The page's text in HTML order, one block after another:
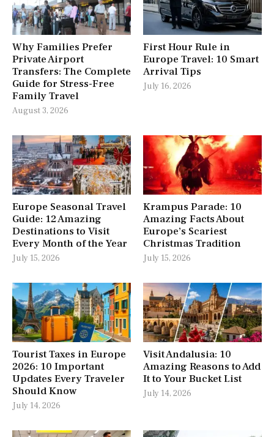
Why Families Prefer
Private Airport
Transfers: The Complete
Guide for Stress-Free
Family Travel
August 3, 2026
First Hour Rule in
Europe Travel: 10 Smart
Arrival Tips
July 16, 2026
Europe Seasonal Travel
Guide: 12 Amazing
Destinations to Visit
Every Month of the Year
July 15, 2026
Krampus Parade: 10
Amazing Facts About
Europe’s Scariest
Christmas Tradition
July 15, 2026
Tourist Taxes in Europe
2026: 10 Important
Updates Every Traveler
Should Know
July 14, 2026
Visit Andalusia: 10
Amazing Reasons to Add
It to Your Bucket List
July 14, 2026